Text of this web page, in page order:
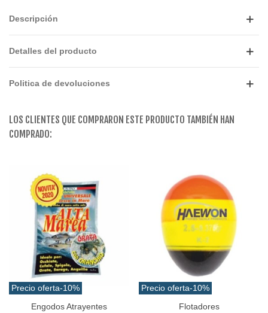
Descripción
Detalles del producto
Politica de devoluciones
LOS CLIENTES QUE COMPRARON ESTE PRODUCTO TAMBIÉN HAN
COMPRADO:
Precio oferta-10%
Engodos Atrayentes
Precio oferta-10%
Flotadores